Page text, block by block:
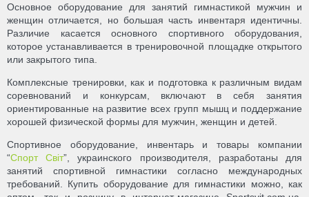
Основное оборудование для занятий гимнастикой мужчин и
женщин отличается, но большая часть инвентаря идентичны.
Различие касается основного спортивного оборудования,
которое устанавливается в тренировочной площадке открытого
или закрытого типа.
Комплексные тренировки, как и подготовка к различным видам
соревнований и конкурсам, включают в себя занятия
ориентированные на развитие всех групп мышц и поддержание
хорошей физической формы для мужчин, женщин и детей.
Спортивное оборудование, инвентарь и товары компании
“Спорт Світ”, украинского производителя, разработаны для
занятий спортивной гимнастики согласно международных
требований. Купить оборудование для гимнастики можно, как